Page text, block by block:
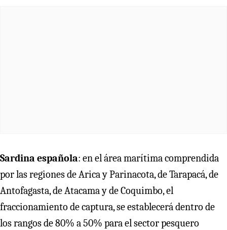
Sardina española: en el área marítima comprendida
por las regiones de Arica y Parinacota, de Tarapacá, de
Antofagasta, de Atacama y de Coquimbo, el
fraccionamiento de captura, se establecerá dentro de
los rangos de 80% a 50% para el sector pesquero